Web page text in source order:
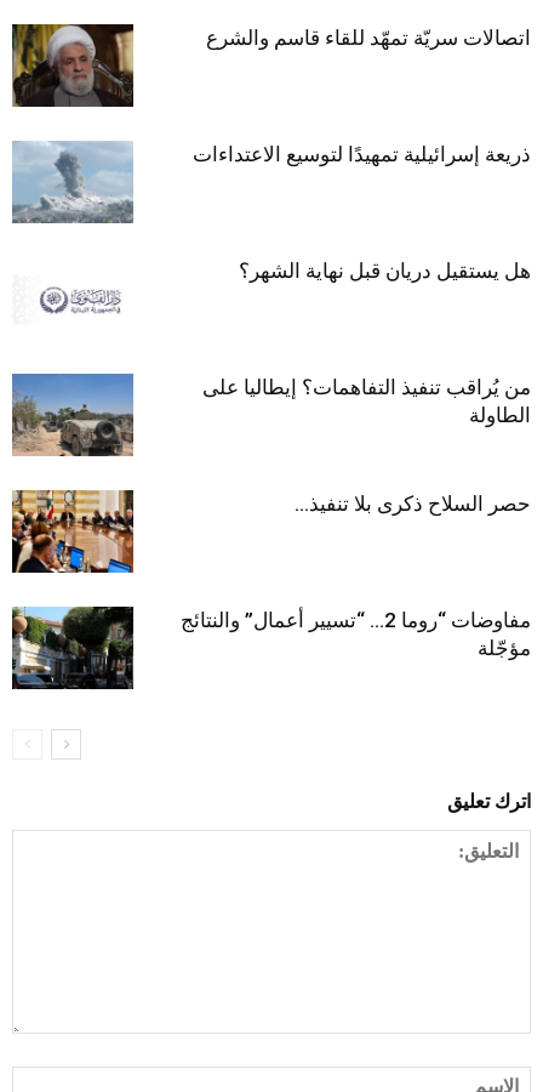
اتصالات سريّة تمهّد للقاء قاسم والشرع
ذريعة إسرائيلية تمهيدًا لتوسيع الاعتداءات
هل يستقيل دريان قبل نهاية الشهر؟
من يُراقب تنفيذ التفاهمات؟ إيطاليا على
الطاولة
حصر السلاح ذكرى بلا تنفيذ…
مفاوضات “روما 2… “تسيير أعمال” والنتائج
مؤجّلة
اترك تعليق